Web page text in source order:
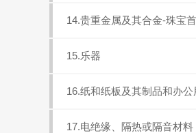
14.贵重金属及其合金-珠宝
15.乐器
16.纸和纸板及其制品和办公
17.电绝缘、隔热或隔音材料